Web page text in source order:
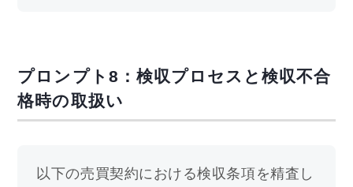
プロンプト8：検収プロセスと検収不合
格時の取扱い
以下の売買契約における検収条項を精査し